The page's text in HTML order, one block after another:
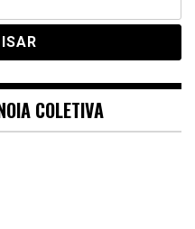
COLETIVA